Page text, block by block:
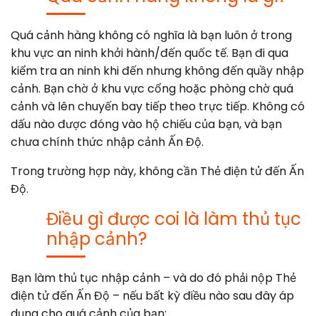
Quá cảnh hàng không có nghĩa là bạn luôn ở trong
khu vực an ninh khởi hành/đến quốc tế. Bạn đi qua
kiểm tra an ninh khi đến nhưng không đến quầy nhập
cảnh. Bạn chờ ở khu vực cổng hoặc phòng chờ quá
cảnh và lên chuyến bay tiếp theo trực tiếp. Không có
dấu nào được đóng vào hộ chiếu của bạn, và bạn
chưa chính thức nhập cảnh Ấn Độ.
Trong trường hợp này, không cần Thẻ điện tử đến Ấn
Độ.
Điều gì được coi là làm thủ tục
nhập cảnh?
Bạn làm thủ tục nhập cảnh – và do đó phải nộp Thẻ
điện tử đến Ấn Độ – nếu bất kỳ điều nào sau đây áp